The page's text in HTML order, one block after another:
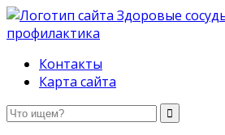
Здоровые сосуды, лечение и профилактика
Контакты
Карта сайта